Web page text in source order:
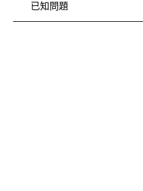
已知問題